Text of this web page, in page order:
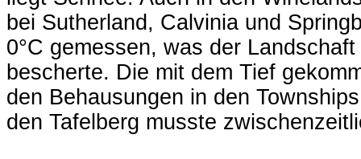
bei Sutherland, Calvinia und
0°C gemessen, was der
bescherte. Die mit dem Tief
den Behausungen in den
den Tafelberg musste